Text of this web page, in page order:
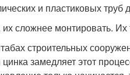
и пластиковых труб
сложнее монтировать. Их
строительных
замедляет этот